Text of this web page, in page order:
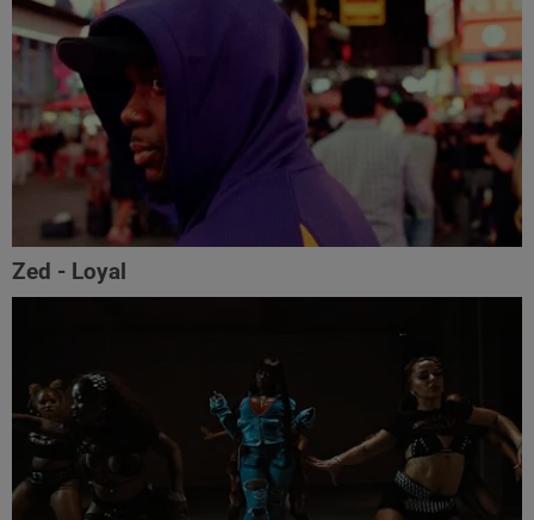
Zed - Loyal